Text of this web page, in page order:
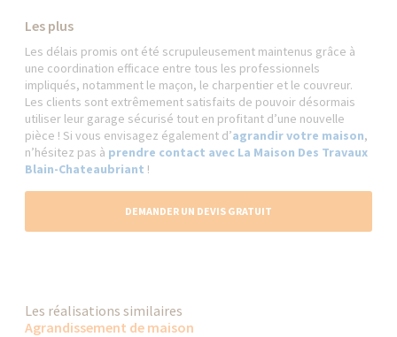
Les plus
Les délais promis ont été scrupuleusement maintenus grâce à
une coordination efficace entre tous les professionnels
impliqués, notamment le maçon, le charpentier et le couvreur.
Les clients sont extrêmement satisfaits de pouvoir désormais
utiliser leur garage sécurisé tout en profitant d’une nouvelle
pièce ! Si vous envisagez également d’agrandir votre maison,
n’hésitez pas à prendre contact avec La Maison Des Travaux
Blain-Chateaubriant !
DEMANDER UN DEVIS GRATUIT
Les réalisations similaires
Agrandissement de maison